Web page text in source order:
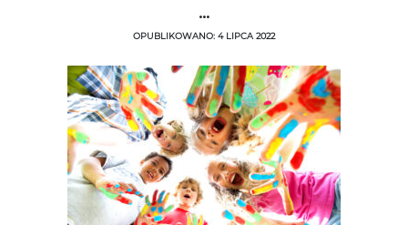
...
OPUBLIKOWANO: 4 LIPCA 2022